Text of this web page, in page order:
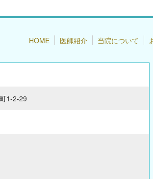
HOME 医師紹介 当院について
1-2-29